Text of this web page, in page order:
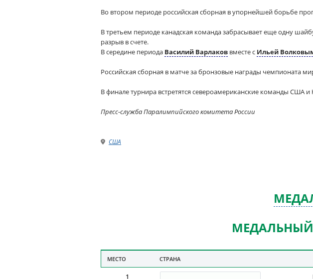
Во втором периоде российская сборная в упорнейшей борьбе
В третьем периоде канадская команда забрасывает еще одну
разрыв в счете.
В середине периода Василий Варлаков вместе с Ильей
Российская сборная в матче за бронзовые награды чемпионата
В финале турнира встретятся североамериканские команды США и
Пресс-служба Паралимпийского комитета России
США
МЕДАЛЬНЫЙ
МЕСТО СТРАНА
1